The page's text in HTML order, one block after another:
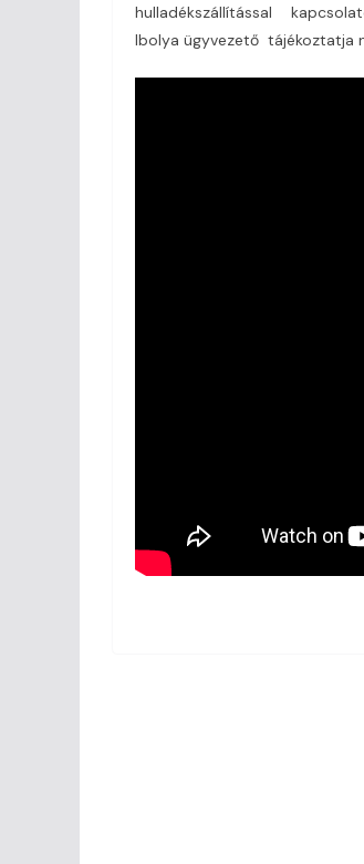
hulladékszállítással
Ibolya ügyvezető tájékoztatja